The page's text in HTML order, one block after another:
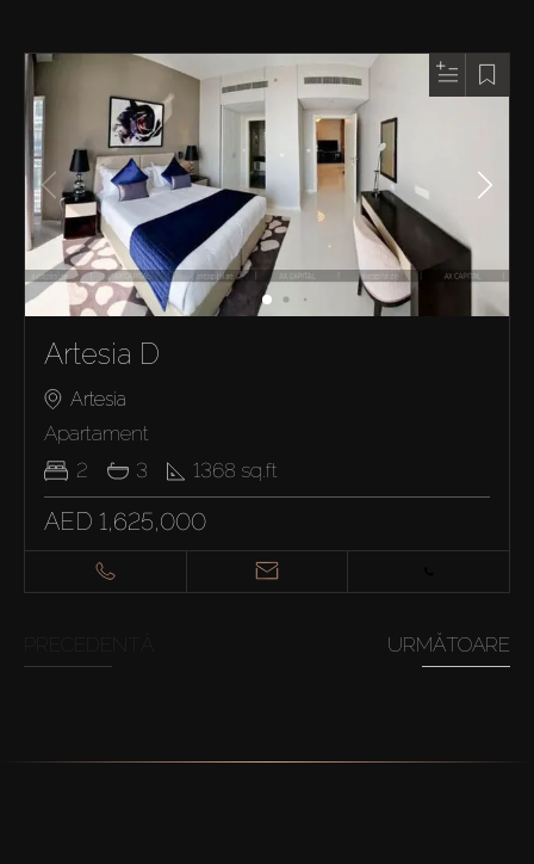
Artesia D
Artesia
Apartament
2
3 1368 sq.ft
AED 1,625,000
URMĂTOARE